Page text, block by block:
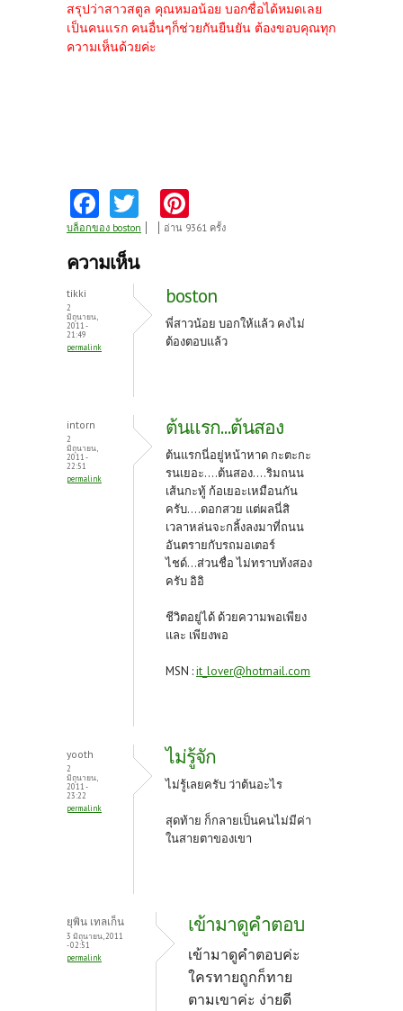
สรุปว่าสาวสตูล คุณหมอน้อย บอกชื่อได้หมดเลย
เป็นคนแรก คนอื่นๆก็ช่วยกันยืนยัน ต้องขอบคุณทุก
ความเห็นด้วยค่ะ
Fa
ce
b
k
w
itt
nt
es
t
บล็อกของ boston อ่าน 9361 ครั้ง
ความเห็น
tikki
2
มิถุนายน,
2011 -
21:49
permalink
boston
พี่สาวน้อย บอกให้แล้ว คงไม่
ต้องตอบแล้ว
intorn
2
มิถุนายน,
2011 -
22:51
permalink
ต้นแรก...ต้นสอง
ต้นแรกนี่อยู่หน้าหาด กะตะกะ
รนเยอะ....ต้นสอง....ริมถนน
เส้นกะทู้ ก้อเยอะเหมือนกัน
ครับ....ดอกสวย แต่ผลนี่สิ
เวลาหล่นจะกลิ้งลงมาที่ถนน
อันตรายกับรถมอเตอร์
ไชด์...ส่วนชื่อ ไม่ทราบท้งสอง
ครับ อิอิ
ชีวิตอยู่ได้ ด้วยความพอเพียง
และ เพียงพอ
MSN :it_lover@hotmail.com
yooth
2
มิถุนายน,
2011 -
23:22
permalink
ไม่รู้จัก
ไม่รู้เลยครับ ว่าต้นอะไร
สุดท้าย ก็กลายเป็นคนไม่มีค่า
ในสายตาของเขา
ยุพิน เทลเก็น
3 มิถุนายน, 2011
- 02:51
permalink
เข้ามาดูคำตอบ
เข้ามาดูคำตอบค่ะ
ใครทายถูกก็ทาย
ตามเขาค่ะ ง่ายดี